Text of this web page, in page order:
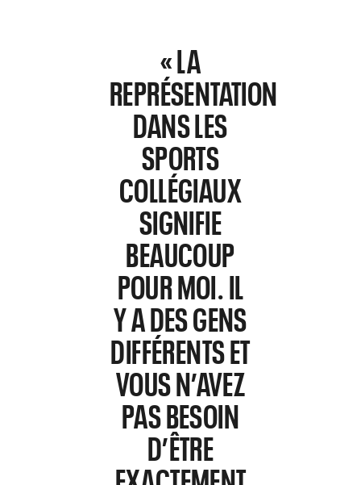
« LA
REPRÉSENTATION
DANS LES
SPORTS
COLLÉGIAUX
SIGNIFIE
BEAUCOUP
POUR MOI. IL
Y A DES GENS
DIFFÉRENTS ET
VOUS N’AVEZ
PAS BESOIN
D’ÊTRE